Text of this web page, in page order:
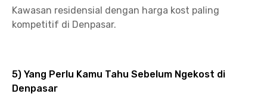
Kawasan residensial dengan harga kost paling
kompetitif di Denpasar.
5) Yang Perlu Kamu Tahu Sebelum Ngekost di
Denpasar